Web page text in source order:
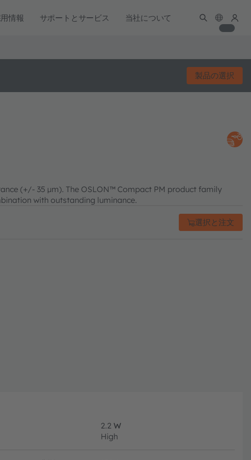
情報 サポートとサービス 当社について
製品の選択
(+/- 35 µm). The OSLON™ Compact PM product family
with outstanding luminance.
選択と注文
2.2 W
High